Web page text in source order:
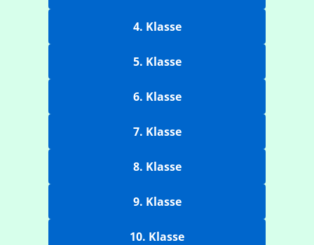
4. Klasse
5. Klasse
6. Klasse
7. Klasse
8. Klasse
9. Klasse
10. Klasse